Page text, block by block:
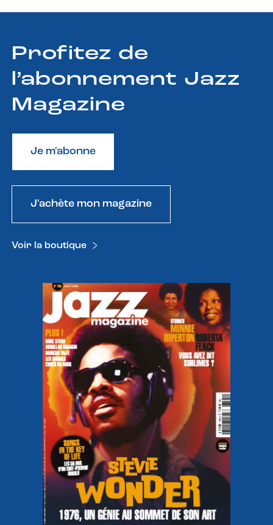
Profitez de
l’abonnement Jazz
Magazine
Je m'abonne
J'achète mon magazine
Voir la boutique